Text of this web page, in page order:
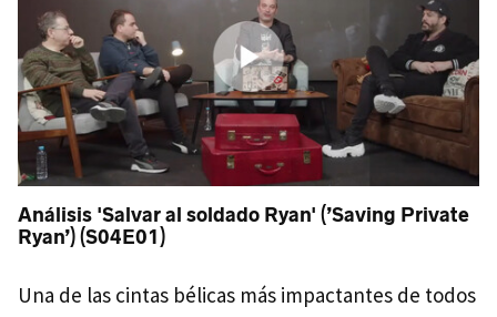
Análisis 'Salvar al soldado Ryan' (’Saving Private
Ryan’) (S04E01)
Una de las cintas bélicas más impactantes de todos